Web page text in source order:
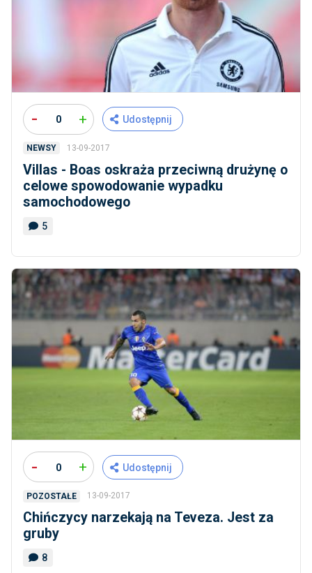
- 0 + Udostępnij
NEWSY 13-09-2017
Villas - Boas oskraża przeciwną drużynę o
celowe spowodowanie wypadku
samochodowego
5
- 0 + Udostępnij
POZOSTAŁE 13-09-2017
Chińczycy narzekają na Teveza. Jest za
gruby
8